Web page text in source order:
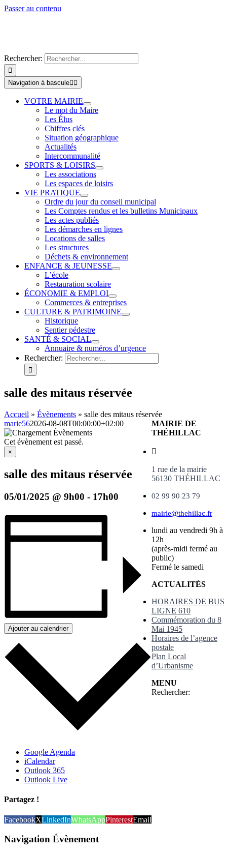
Passer au contenu
Rechercher:
Navigation à bascule
VOTRE MAIRIE
Le mot du Maire
Les Élus
Chiffres clés
Situation géographique
Actualités
Intercommunalité
SPORTS & LOISIRS
Les associations
Les espaces de loisirs
VIE PRATIQUE
Ordre du jour du conseil municipal
Les Comptes rendus et les bulletins Municipaux
Les actes publiés
Les démarches en lignes
Locations de salles
Les structures
Déchets & environnement
ENFANCE & JEUNESSE
L’école
Restauration scolaire
ÉCONOMIE & EMPLOI
Commerces & entreprises
CULTURE & PATRIMOINE
Historique
Sentier pédestre
SANTÉ & SOCIAL
Annuaire & numéros d’urgence
Rechercher:
salle des mitaus réservée
Accueil » Évènements » salle des mitaus réservée
marie562026-08-08T00:00:00+02:00
Cet évènement est passé.
×
salle des mitaus réservée
05/01/2025 @ 9h00 - 17h00
Ajouter au calendrier
Google Agenda
iCalendar
Outlook 365
Outlook Live
Partagez !
FacebookXLinkedInWhatsAppPinterestEmail
Navigation Évènement
MAIRIE DE
THÉHILLAC
1 rue de la mairie
56130 THÉHILLAC
02 99 90 23 79
mairie@thehillac.fr
lundi au vendredi 9h à
12h
(après-midi fermé au
public)
Fermé le samedi
ACTUALITÉS
HORAIRES DE BUS
LIGNE 610
Commémoration du 8
Mai 1945
Horaires de l’agence
postale
Plan Local
d’Urbanisme
MENU
Rechercher: